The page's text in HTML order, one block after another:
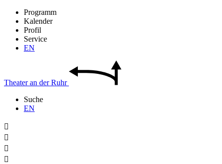
Programm
Kalender
Profil
Service
EN
Theateran derRuhr
Suche
EN



